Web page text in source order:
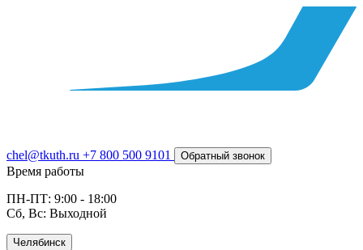
chel@tkuth.ru +7 800 500 9101 Обратный звонок
Время работы
ПН-ПТ: 9:00 - 18:00
Сб, Вс: Выходной
Челябинск